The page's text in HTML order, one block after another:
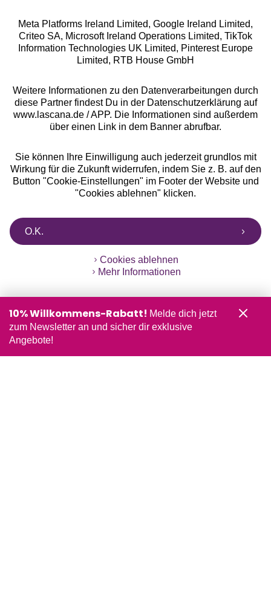
Alle Preise inkl. MwSt., zzgl.
Versandkosten
** Bonität vorausgesetzt, berechtigt zur Bonitätsprüfung
Meta Platforms Ireland Limited, Google Ireland Limited,
Criteo SA, Microsoft Ireland Operations Limited, TikTok
Information Technologies UK Limited, Pinterest Europe
Limited, RTB House GmbH
Weitere Informationen zu den Datenverarbeitungen durch
diese Partner findest Du in der Datenschutzerklärung auf
www.lascana.de / APP. Die Informationen sind außerdem
über einen Link in dem Banner abrufbar.
Sie können Ihre Einwilligung auch jederzeit grundlos mit
Wirkung für die Zukunft widerrufen, indem Sie z. B. auf den
Button "Cookie-Einstellungen" im Footer der Website und
"Cookies ablehnen" klicken.
O.K.
Cookies ablehnen
Mehr Informationen
10% Willkommens-Rabatt! Melde dich jetzt
zum Newsletter an und sicher dir exklusive
Angebote!